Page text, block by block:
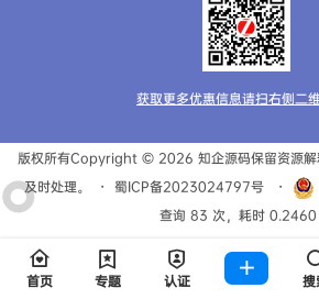
获取更多优惠信息请扫右侧二
版权所有Copyright © 2026 知企源码保留资源
及时处理。
・ 蜀ICP备2023024797号 ・
查询 83 次，耗时 0.2460
首页 专题 认证 搜